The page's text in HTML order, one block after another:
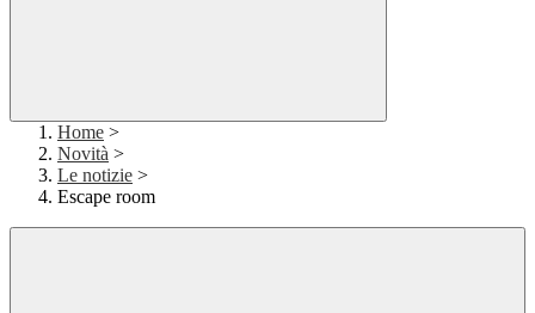
Home >
Novità >
Le notizie >
Escape room